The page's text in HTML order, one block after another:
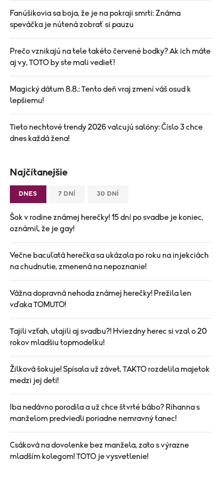
Fanúšikovia sa boja, že je na pokraji smrti: Známa
speváčka je nútená zobrať si pauzu
Prečo vznikajú na tele takéto červené bodky? Ak ich máte
aj vy, TOTO by ste mali vedieť!
Magický dátum 8.8.: Tento deň vraj zmení váš osud k
lepšiemu!
Tieto nechtové trendy 2026 valcujú salóny: Číslo 3 chce
dnes každá žena!
Najčítanejšie
DNES 7 DNÍ 30 DNÍ
Šok v rodine známej herečky! 15 dní po svadbe je koniec,
oznámil, že je gay!
Večne bacuľatá herečka sa ukázala po roku na injekciách
na chudnutie, zmenená na nepoznanie!
Vážna dopravná nehoda známej herečky! Prežila len
vďaka TOMUTO!
Tajili vzťah, utajili aj svadbu?! Hviezdny herec si vzal o 20
rokov mladšiu topmodelku!
Žilková šokuje! Spísala už závet, TAKTO rozdelila majetok
medzi jej deti!
Iba nedávno porodila a už chce štvrté bábo? Rihanna s
manželom predviedli poriadne nemravný tanec!
Csáková na dovolenke bez manžela, zato s výrazne
mladším kolegom! TOTO je vysvetlenie!